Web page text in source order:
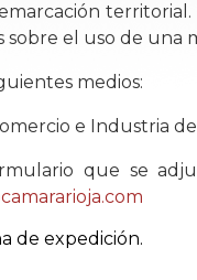
el uso de una
medios:
e Industria de
que se
de expedición.